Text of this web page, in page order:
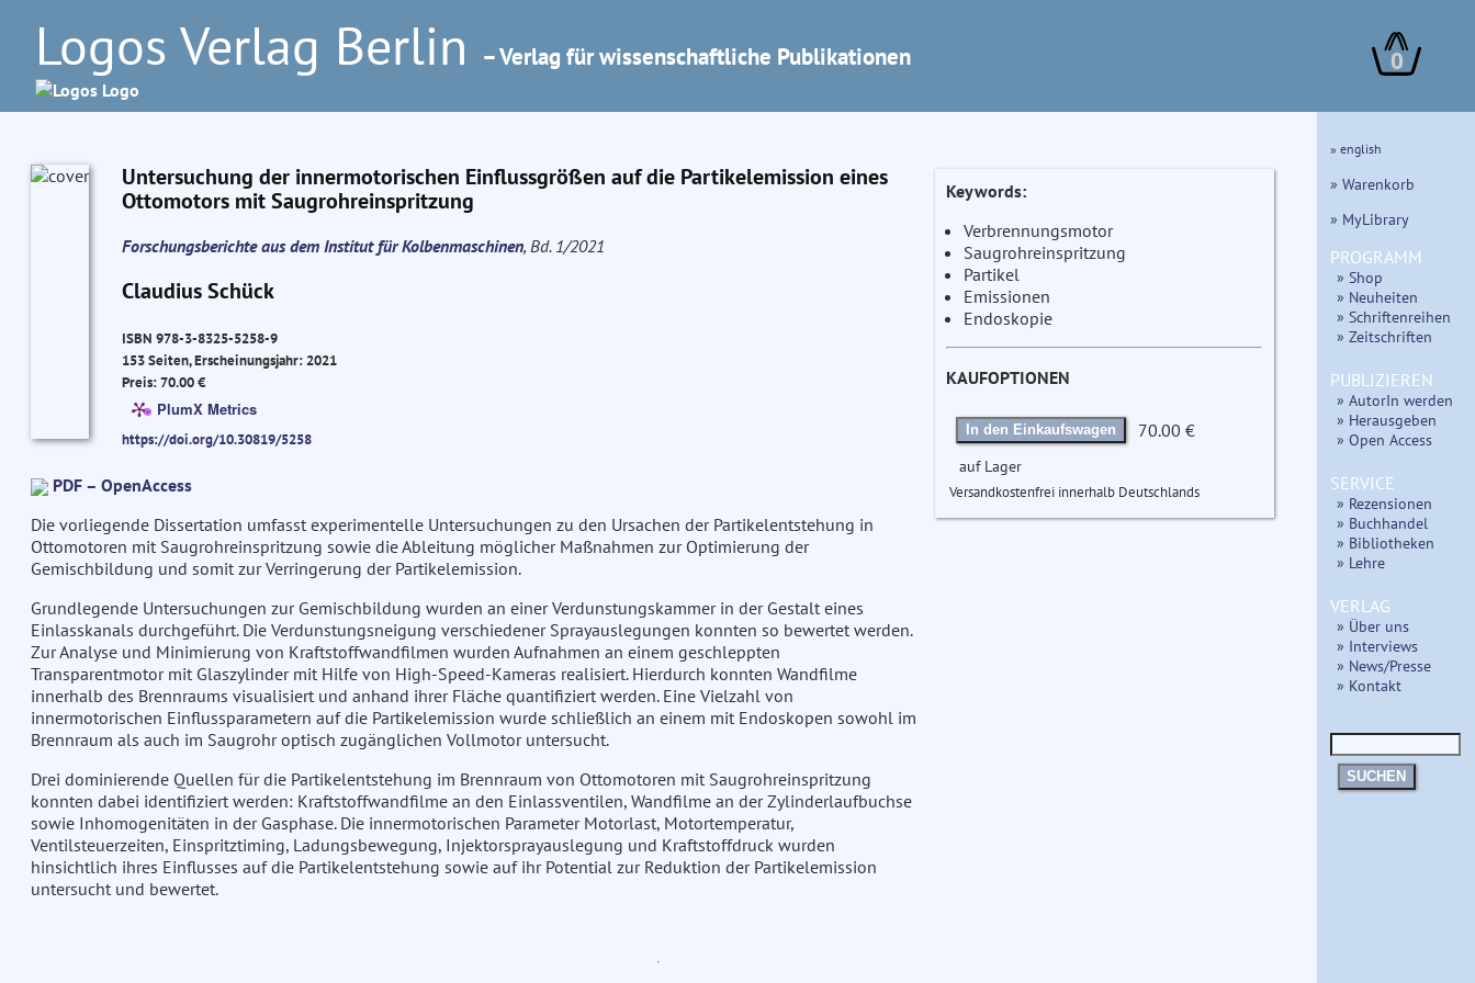
Logos Verlag Berlin – Verlag für wissenschaftliche Publikationen 0
Untersuchung der innermotorischen Einflussgrößen auf die Partikelemission eines
Ottomotors mit Saugrohreinspritzung
Forschungsberichte aus dem Institut für Kolbenmaschinen, Bd. 1/2021
Claudius Schück
ISBN 978-3-8325-5258-9
153 Seiten, Erscheinungsjahr: 2021
Preis: 70.00 €
PlumX Metrics
https://doi.org/10.30819/5258
PDF – OpenAccess
Die vorliegende Dissertation umfasst experimentelle Untersuchungen zu den Ursachen der Partikelentstehung in
Ottomotoren mit Saugrohreinspritzung sowie die Ableitung möglicher Maßnahmen zur Optimierung der
Gemischbildung und somit zur Verringerung der Partikelemission.
Grundlegende Untersuchungen zur Gemischbildung wurden an einer Verdunstungskammer in der Gestalt eines
Einlasskanals durchgeführt. Die Verdunstungsneigung verschiedener Sprayauslegungen konnten so bewertet werden.
Zur Analyse und Minimierung von Kraftstoffwandfilmen wurden Aufnahmen an einem geschleppten
Transparentmotor mit Glaszylinder mit Hilfe von High-Speed-Kameras realisiert. Hierdurch konnten Wandfilme
innerhalb des Brennraums visualisiert und anhand ihrer Fläche quantifiziert werden. Eine Vielzahl von
innermotorischen Einflussparametern auf die Partikelemission wurde schließlich an einem mit Endoskopen sowohl im
Brennraum als auch im Saugrohr optisch zugänglichen Vollmotor untersucht.
Drei dominierende Quellen für die Partikelentstehung im Brennraum von Ottomotoren mit Saugrohreinspritzung
konnten dabei identifiziert werden: Kraftstoffwandfilme an den Einlassventilen, Wandfilme an der Zylinderlaufbuchse
sowie Inhomogenitäten in der Gasphase. Die innermotorischen Parameter Motorlast, Motortemperatur,
Ventilsteuerzeiten, Einspritztiming, Ladungsbewegung, Injektorsprayauslegung und Kraftstoffdruck wurden
hinsichtlich ihres Einflusses auf die Partikelentstehung sowie auf ihr Potential zur Reduktion der Partikelemission
untersucht und bewertet.
Keywords:
Verbrennungsmotor
Saugrohreinspritzung
Partikel
Emissionen
Endoskopie
KAUFOPTIONEN
In den Einkaufswagen 70.00 €
auf Lager
Versandkostenfrei innerhalb Deutschlands
» english
» Warenkorb
» MyLibrary
PROGRAMM
» Shop
» Neuheiten
» Schriftenreihen
» Zeitschriften
PUBLIZIEREN
» AutorIn werden
» Herausgeben
» Open Access
SERVICE
» Rezensionen
» Buchhandel
» Bibliotheken
» Lehre
VERLAG
» Über uns
» Interviews
» News/Presse
» Kontakt
SUCHEN